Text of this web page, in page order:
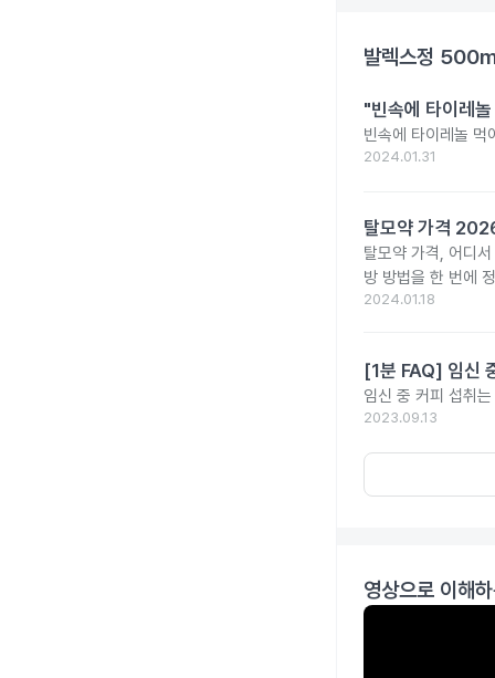
발렉스정
"빈속에 타이레
빈속에 타이레놀 먹
2024.01.31
탈모약 가격
탈모약 가격, 어디
방 방법을 한 번에
2024.01.18
[1분 FAQ] 임신
임신 중 커피 섭취
2023.09.13
영상으로 이해